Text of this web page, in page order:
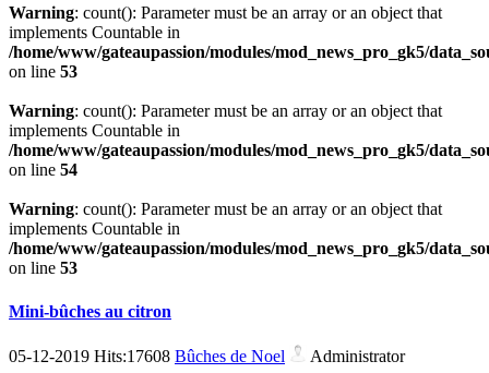
Warning: count(): Parameter must be an array or an object that
implements Countable in
/home/www/gateaupassion/modules/mod_news_pro_gk5/
on line 53
Warning: count(): Parameter must be an array or an object that
implements Countable in
/home/www/gateaupassion/modules/mod_news_pro_gk5/
on line 54
Warning: count(): Parameter must be an array or an object that
implements Countable in
/home/www/gateaupassion/modules/mod_news_pro_gk5/
on line 53
Mini-bûches au citron
05-12-2019 Hits:17608 Bûches de Noel Administrator